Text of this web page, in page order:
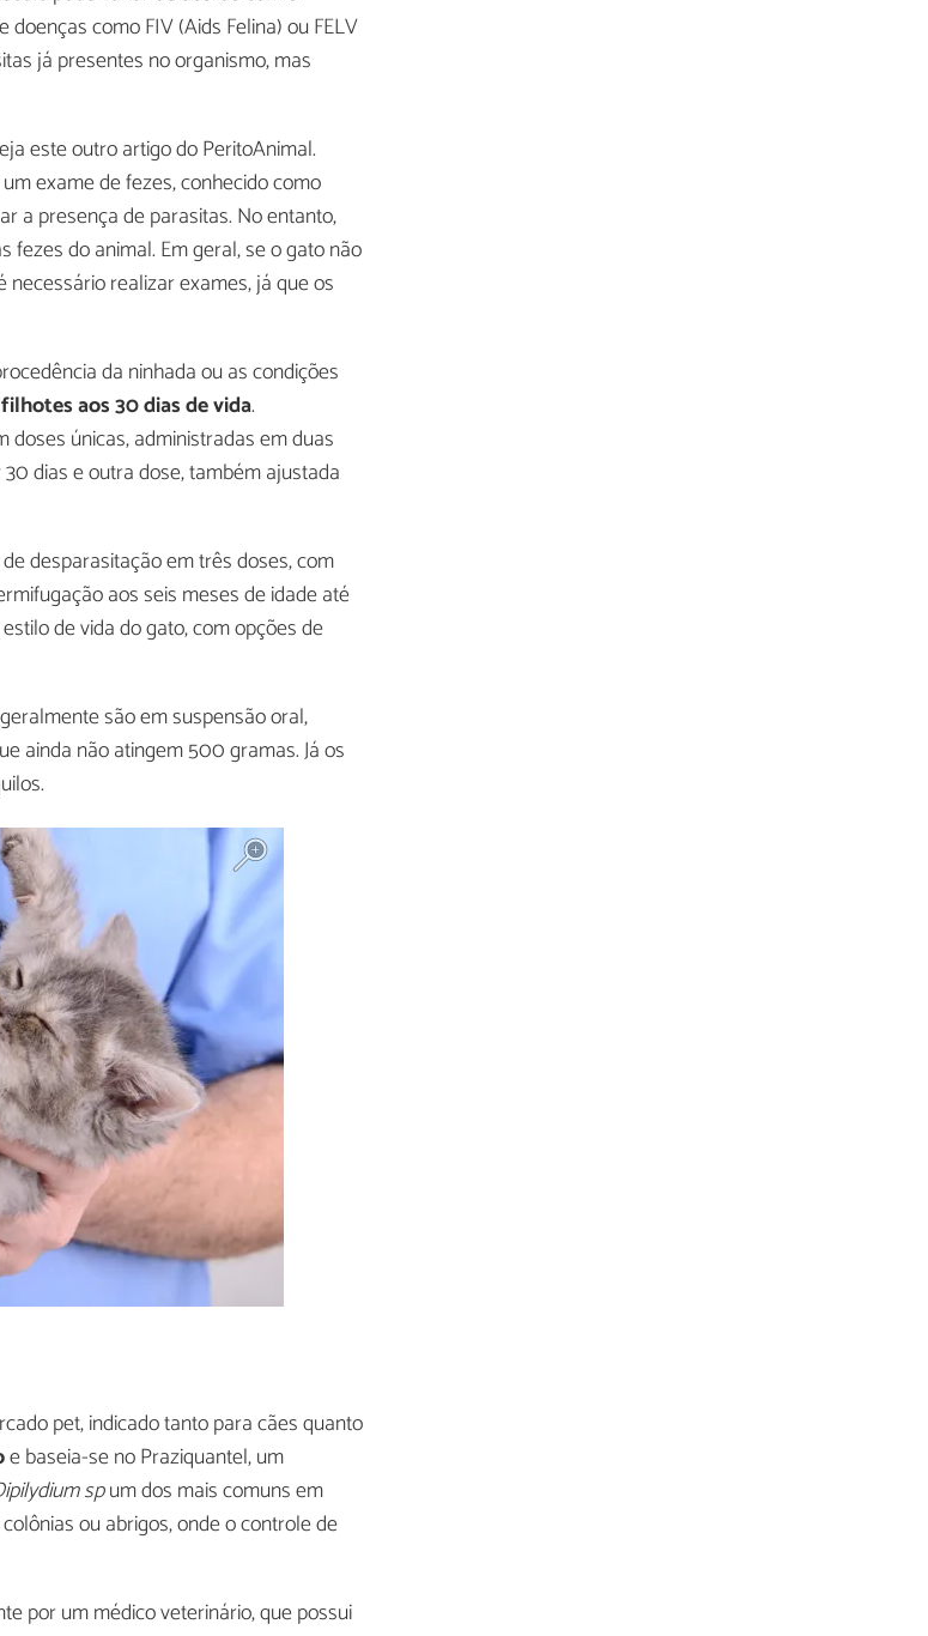
como FIV (Aids Felina) ou FELV
já presentes no organismo, mas
este outro artigo do PeritoAnimal.
exame de fezes, conhecido como
a presença de parasitas. No entanto,
fezes do animal. Em geral, se o gato não
realizar exames, já que os
da ninhada ou as condições
aos 30 dias de vida.
únicas, administradas em duas
dias e outra dose, também ajustada
desparasitação em três doses, com
aos seis meses de idade até
de vida do gato, com opções de
são em suspensão oral,
ainda não atingem 500 gramas. Já os
pet, indicado tanto para cães quanto
e baseia-se no Praziquantel, um
spum dos mais comuns em
ou abrigos, onde o controle de
por um médico veterinário, que possui